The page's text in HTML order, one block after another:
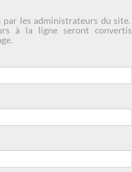
par les administrateurs du site.
à la ligne seront convertis